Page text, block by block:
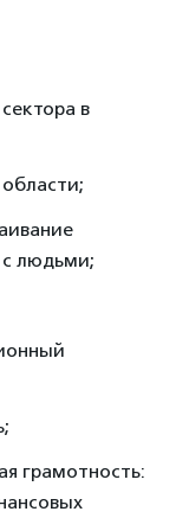
в
людьми;
грамотность: